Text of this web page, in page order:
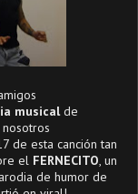
musicalde
nosotros
de esta canción tan
el FERNECITO, un
de humor de